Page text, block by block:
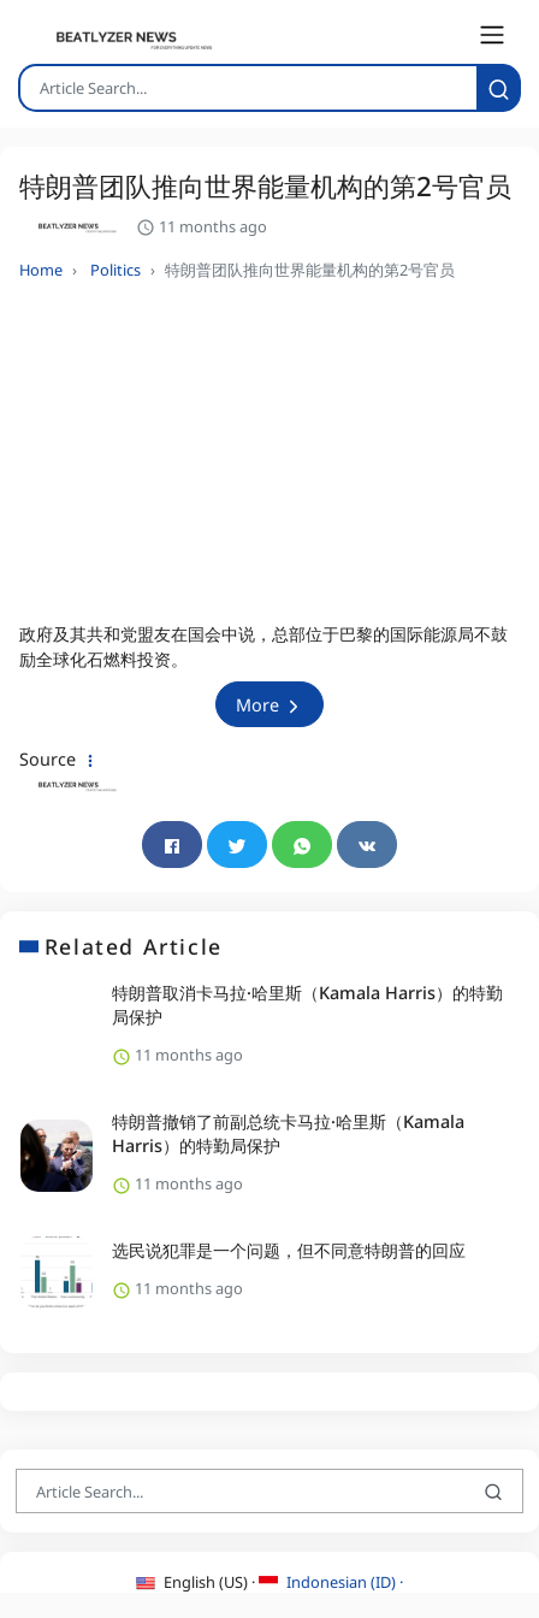
特朗普团队推向世界能量机构的第2号官员
11 months ago
Home Politics 特朗普团队推向世界能量机构的第2号官员
政府及其共和党盟友在国会中说，总部位于巴黎的国际能源局不鼓
励全球化石燃料投资。
More
Source
Related Article
特朗普取消卡马拉·哈里斯（Kamala Harris）的特勤
局保护
11 months ago
特朗普撤销了前副总统卡马拉·哈里斯（Kamala
Harris）的特勤局保护
11 months ago
选民说犯罪是一个问题，但不同意特朗普的回应
11 months ago
English (US) ·
Indonesian (ID) ·